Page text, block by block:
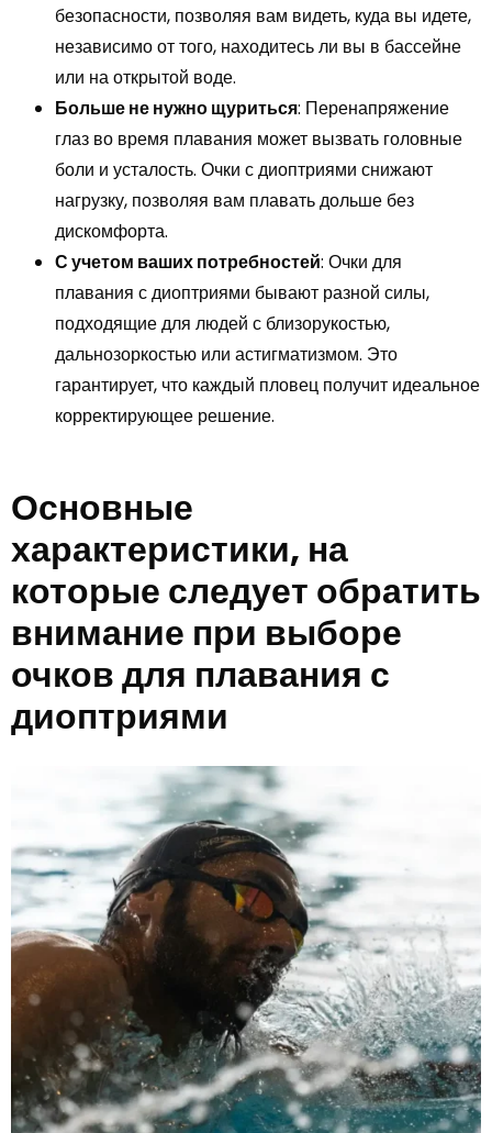
безопасности, позволяя вам видеть, куда вы идете,
независимо от того, находитесь ли вы в бассейне
или на открытой воде.
Больше не нужно щуриться: Перенапряжение
глаз во время плавания может вызвать головные
боли и усталость. Очки с диоптриями снижают
нагрузку, позволяя вам плавать дольше без
дискомфорта.
С учетом ваших потребностей: Очки для
плавания с диоптриями бывают разной силы,
подходящие для людей с близорукостью,
дальнозоркостью или астигматизмом. Это
гарантирует, что каждый пловец получит идеальное
корректирующее решение.
Основные
характеристики, на
которые следует обратить
внимание при выборе
очков для плавания с
диоптриями